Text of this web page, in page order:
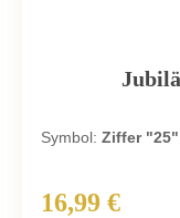
Symbol: Ziffer "25"
Regulärer Preis:
16,99 €